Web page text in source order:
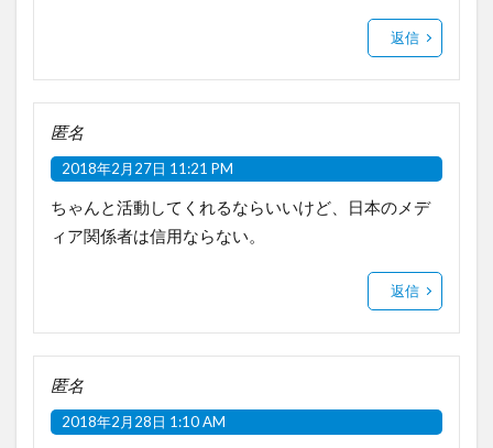
返信
匿名
2018年2月27日 11:21 PM
ちゃんと活動してくれるならいいけど、日本のメデ
ィア関係者は信用ならない。
返信
匿名
2018年2月28日 1:10 AM